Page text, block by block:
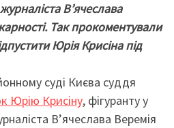
В’ячеслава
Так прокоментували
Юрія Крисіна під
суді Києва суддя
Юрію Крисіну, фігуранту у
В’ячеслава Веремія